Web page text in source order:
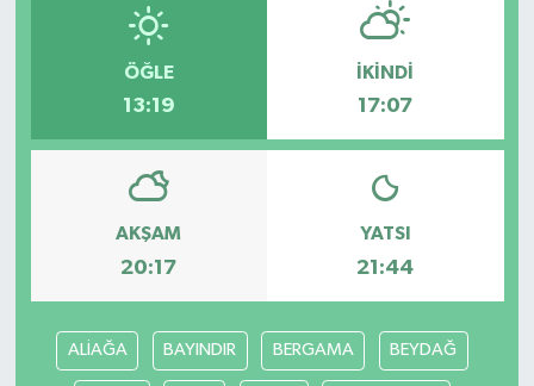
ÖĞLE
13:19
İKINDI
17:07
AKŞAM
20:17
YATSI
21:44
ALİAĞA BAYINDIR BERGAMA BEYDAĞ